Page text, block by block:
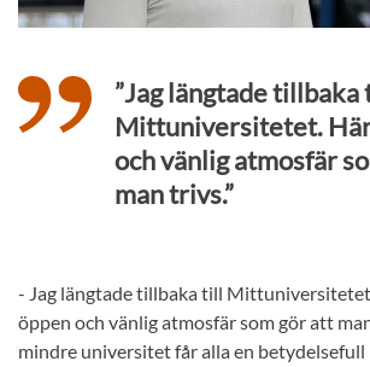
”Jag längtade tillbaka
Mittuniversitetet.
och vänlig atmosfär
man trivs.”
- Jag längtade tillbaka till
öppen och vänlig atmosfär som gör att
mindre universitet får alla en